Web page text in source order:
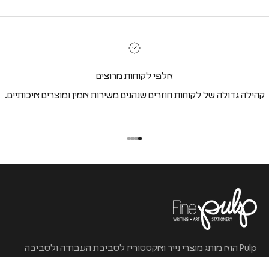
אלפי לקוחות מרוצים
קהילה גדולה של לקוחות חוזרים שנהנים משירות אמין ומוצרים איכותיים.
Pulp הוא מותג מוצרי נייר ואקססוריז לסביבת העבודה ולסביבה